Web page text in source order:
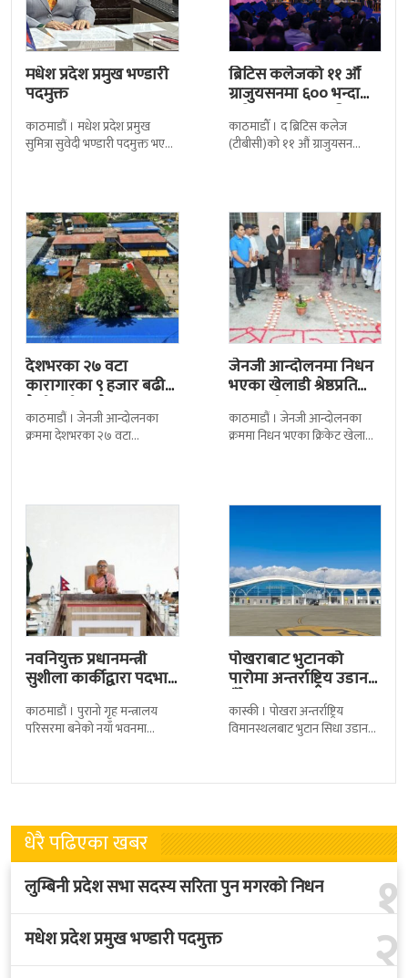
मधेश प्रदेश प्रमुख भण्डारी
पदमुक्त
काठमाडौं । मधेश प्रदेश प्रमुख
सुमित्रा सुवेदी भण्डारी पदमुक्त भएकी
छन् । मन्त्रिपरिषद्को सोमबारको
निर्णय र सिफारिस बमोजिम राष्ट्रपति
रामचन्द्र
ब्रिटिस कलेजको ११ औँ
ग्राजुयसनमा ६०० भन्दा
बढी ग्राजुयट सम्मानित
काठमाडौँ । द ब्रिटिस कलेज
(टीबीसी)को ११ औं ग्राजुयसन
समारोह सम्पन्न भएको छ । शुक्रबार
द सोल्टीमा ब्रिटिस एजुकेशन ग्रुप
देशभरका २७ वटा
कारागारका ९ हजार बढी
कैदीबन्दी अझै फरार
काठमाडौं । जेनजी आन्दोलनका
क्रममा देशभरका २७ वटा
कारागारबाट भागेका अधिकांश
कैदीबन्दी अझै फर्किएका छैनन् ।
देशका २७ वटा कारागारबाट
जेनजी आन्दोलनमा निधन
भएका खेलाडी श्रेष्ठप्रति
श्रद्धाञ्जली
काठमाडौं । जेनजी आन्दोलनका
क्रममा निधन भएका क्रिकेट खेलाडी
सुलभराज श्रेष्ठप्रति श्रद्धाञ्जली अर्पण
गरिएको छ । मंगलबार
त्रिपुरेश्वरस्थीत राष्ट्रिय खेलकुद
नवनियुक्त प्रधानमन्त्री
सुशीला कार्कीद्वारा पदभार
ग्रहण
काठमाडौं । पुरानो गृह मन्त्रालय
परिसरमा बनेको नयाँ भवनमा
प्रधानमन्त्री सुशीला कार्कीले आज
पदबहाली गरेकी छन् । केहीबेर अघि
नवनियुक्त
पोखराबाट भुटानको
पारोमा अन्तर्राष्ट्रिय उडान
हुँदै
कास्की । पोखरा अन्तर्राष्ट्रिय
विमानस्थलबाट भुटान सिधा उडान
हुने भएको छ । भुटान एयरलायन्सले
पारो–पोखरा–पारो चार्टर उडान गर्न
लागेको हो
धेरै पढिएका खबर
१
लुम्बिनी प्रदेश सभा सदस्य सरिता पुन मगरको निधन
२
मधेश प्रदेश प्रमुख भण्डारी पदमुक्त
३
पोखराबाट भुटानको पारोमा अन्तर्राष्ट्रिय उडान हुँदै